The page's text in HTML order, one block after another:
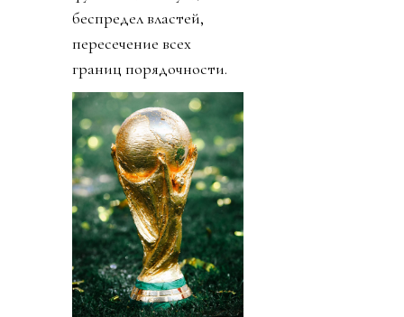
беспредел властей,
пересечение всех
границ порядочности.